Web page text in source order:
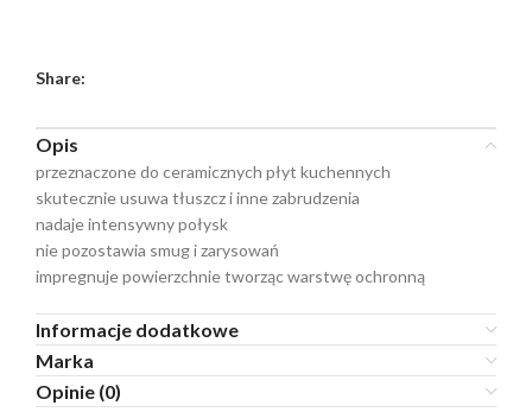
Share:
Opis
przeznaczone do ceramicznych płyt kuchennych
skutecznie usuwa tłuszcz i inne zabrudzenia
nadaje intensywny połysk
nie pozostawia smug i zarysowań
impregnuje powierzchnie tworząc warstwę ochronną
Informacje dodatkowe
Marka
Opinie (0)